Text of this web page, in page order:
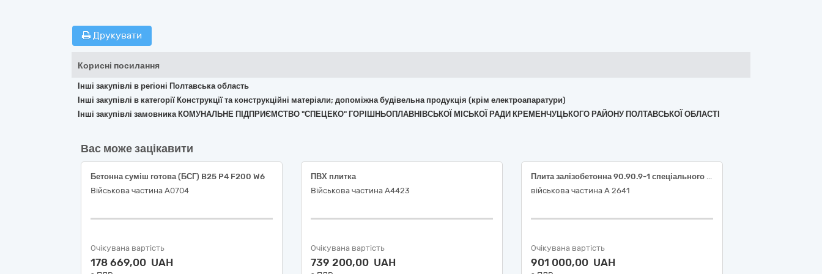
Друкувати
Корисні посилання
Інші закупівлі в регіоні Полтавська область
Інші закупівлі в категорії Конструкції та конструкційні матеріали; допоміжна будівельна продукція (крім електроапаратури)
Інші закупівлі замовника КОМУНАЛЬНЕ ПІДПРИЄМСТВО "СПЕЦЕКО" ГОРІШНЬОПЛАВНІВСЬКОЇ МІСЬКОЇ РАДИ КРЕМЕНЧУЦЬКОГО РАЙОНУ ПОЛТАВСЬКОЇ ОБЛАСТІ
Вас може зацікавити
Бетонна суміш готова (БСГ) B25 P4 F200 W6
Військова частина А0704
Очікувана вартість
178 669,00 UAH
ПВХ плитка
Військова частина А4423
Очікувана вартість
739 200,00 UAH
Плита залізобетонна 90.90.9-1 спеціального призначення (продукція повинна відповідати вимогам ДСТУ Б В.2.6-2:2009)
військова частина А 2641
Очікувана вартість
901 000,00 UAH